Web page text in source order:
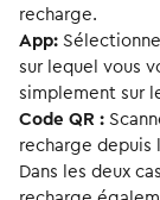
recharge.
App:
sur lequel vous
simplement sur
Code QR :
recharge depuis
Dans les deux